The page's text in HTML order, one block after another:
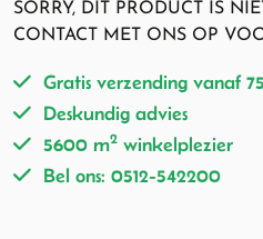
SORRY, DIT PRODUCT IS
CONTACT MET ONS OP
Gratis verzending vanaf
Deskundig advies
5600 m2 winkelplezier
Bel ons: 0512-542200